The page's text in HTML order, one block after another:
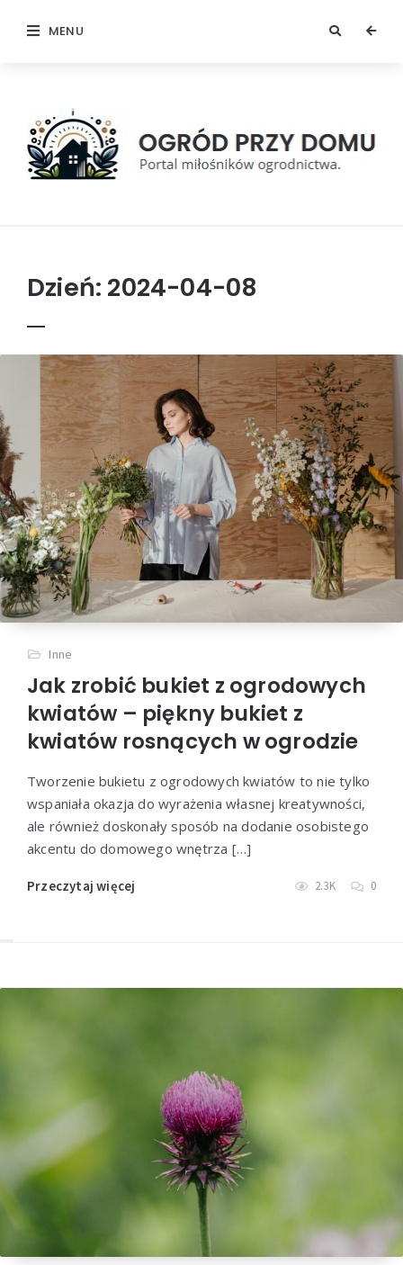
MENU
Dzień: 2024-04-08
Inne
Jak zrobić bukiet z ogrodowych
kwiatów – piękny bukiet z
kwiatów rosnących w ogrodzie
Tworzenie bukietu z ogrodowych kwiatów to nie tylko
wspaniała okazja do wyrażenia własnej kreatywności,
ale również doskonały sposób na dodanie osobistego
akcentu do domowego wnętrza […]
Przeczytaj więcej 2.3K 0